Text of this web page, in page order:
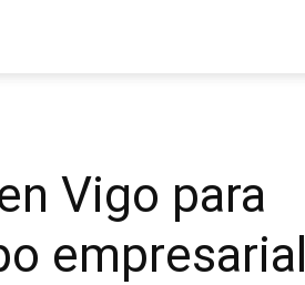
Vigo para
empresarial